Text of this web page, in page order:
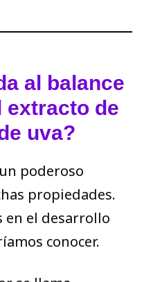
al balance
extracto de
uva?
poderoso
propiedades.
en el desarrollo
conocer.